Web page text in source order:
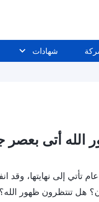
شهادات
الله أتى بعصر
تأتي إلى نهايتها،
هل تنتظرون ظهور